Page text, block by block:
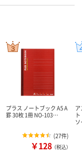
プラス ノートブック A5 A
罫 30枚 1冊 NO-103…
(27件)
￥128 （税込）